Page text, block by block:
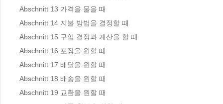
Abschnitt 13 가격을 물을 때
Abschnitt 14 지불 방법을 결정할 때
Abschnitt 15 구입 결정과 계산을 할 때
Abschnitt 16 포장을 원할 때
Abschnitt 17 배달을 원할 때
Abschnitt 18 배송을 원할 때
Abschnitt 19 교환을 원할 때